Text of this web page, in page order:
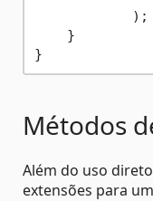
            );
    }
Métodos
Além do uso
extensões para